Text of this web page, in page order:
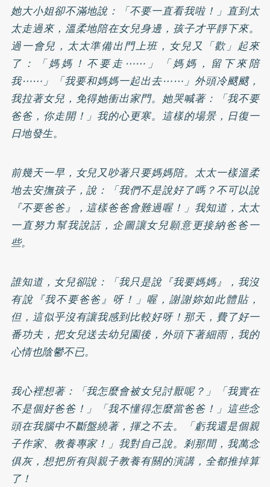
她大小姐卻不滿地說：「不要一直看我啦！」直到太
太走過來，溫柔地陪在女兒身邊，孩子才平靜下來。
過一會兒，太太準備出門上班，女兒又「歡」起來
了：「媽媽！不要走⋯⋯」「媽媽，留下來陪
我⋯⋯」「我要和媽媽一起出去⋯⋯」外頭冷颼颼，
我拉著女兒，免得她衝出家門。她哭喊著：「我不要
爸爸，你走開！」我的心更寒。這樣的場景，日復一
日地發生。
前幾天一早，女兒又吵著只要媽媽陪。太太一樣溫柔
地去安撫孩子，說：「我們不是說好了嗎？不可以說
『不要爸爸』，這樣爸爸會難過喔！」我知道，太太
一直努力幫我說話，企圖讓女兒願意更接納爸爸一
些。
誰知道，女兒卻說：「我只是說『我要媽媽』，我沒
有說『我不要爸爸』呀！」喔，謝謝妳如此體貼，
但，這似乎沒有讓我感到比較好呀！那天，費了好一
番功夫，把女兒送去幼兒園後，外頭下著細雨，我的
心情也陰鬱不已。
我心裡想著：「我怎麼會被女兒討厭呢？」「我實在
不是個好爸爸！」「我不懂得怎麼當爸爸！」這些念
頭在我腦中不斷盤繞著，揮之不去。「虧我還是個親
子作家、教養專家！」我對自己說。剎那間，我萬念
俱灰，想把所有與親子教養有關的演講，全都推掉算
了！